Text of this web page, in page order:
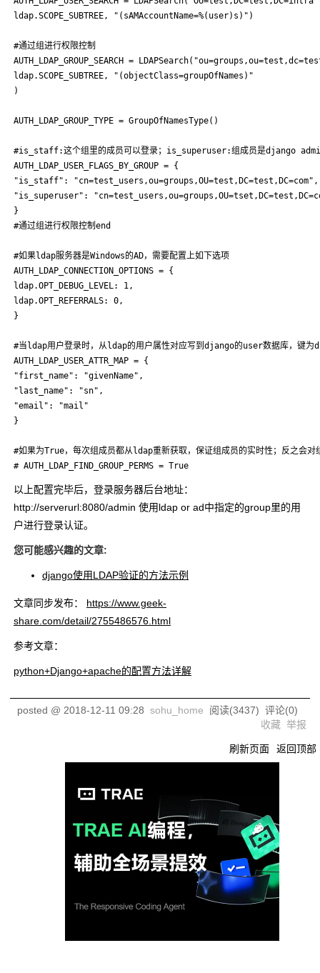
ldap.SCOPE_SUBTREE, "(sAMAccountName=%(user)s)")
#通过组进行权限控制
AUTH_LDAP_GROUP_SEARCH =
ldap.SCOPE_SUBTREE, "(objectClass=groupOfNames)"
)
AUTH_LDAP_GROUP_TYPE = GroupOfNamesType()
#is_staff:这个组里的成员可以登录；is_superuser:组成员是django
AUTH_LDAP_USER_FLAGS_BY_GROUP = {
"is_staff": "cn=test_users,ou=groups,OU=test,DC=test,DC=com",
"is_superuser":
}
#通过组进行权限控制end
#如果ldap服务器是Windows的AD，需要配置上如下选项
AUTH_LDAP_CONNECTION_OPTIONS = {
ldap.OPT_DEBUG_LEVEL: 1,
ldap.OPT_REFERRALS: 0,
}
#当ldap用户登录时，从ldap的用户属性对应写到django的user数据库，键为
AUTH_LDAP_USER_ATTR_MAP = {
"first_name": "givenName",
"last_name": "sn",
"email": "mail"
}
#如果为True，每次组成员都从ldap重新获取，保证组成员的实时性；反之会对
# AUTH_LDAP_FIND_GROUP_PERMS = True
以上配置完毕后，登录服务器后台地址：
http://serverurl:8080/admin 使用ldap or ad中指定的group里的用
户进行登录认证。
您可能感兴趣的文章:
django使用LDAP验证的方法示例
文章同步发布： https://www.geek-
share.com/detail/2755486576.html
参考文章：
python+Django+apache的配置方法详解
posted @ 2018-12-11 09:28 sohu_home 阅读(3437) 评论(0)
收藏 举报
刷新页面 返回顶部